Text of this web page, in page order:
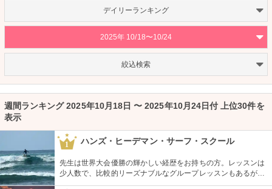
デイリーランキング
2025年 10/18〜10/24
絞込検索
週間ランキング 2025年10月18日 〜 2025年10月24日付 上位30件を
表示
1 ハンズ・ヒーデマン・サーフ・スクール
先生は世界大会優勝の輝かしい経歴をお持ちの方。レッスンは
少人数で、比較的リーズナブルなグループレッスンもあるが、
1対1でしっかりと学べるプライベートレッスンもあります。初